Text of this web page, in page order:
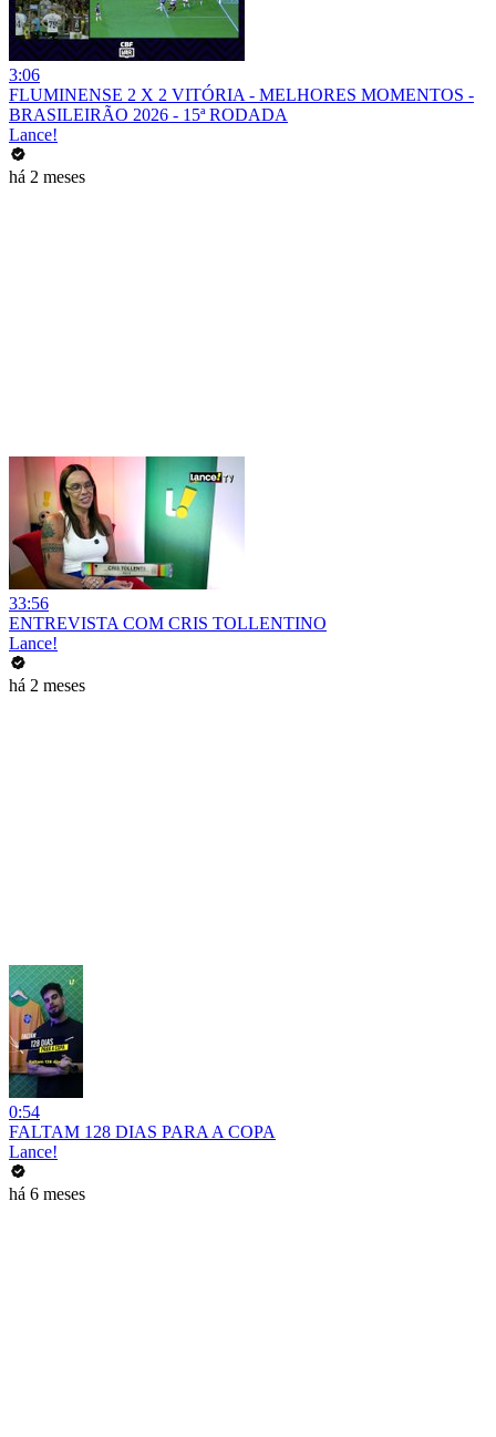
3:06
FLUMINENSE 2 X 2 VITÓRIA - MELHORES MOMENTOS -
BRASILEIRÃO 2026 - 15ª RODADA
Lance!
há 2 meses
33:56
ENTREVISTA COM CRIS TOLLENTINO
Lance!
há 2 meses
0:54
FALTAM 128 DIAS PARA A COPA
Lance!
há 6 meses